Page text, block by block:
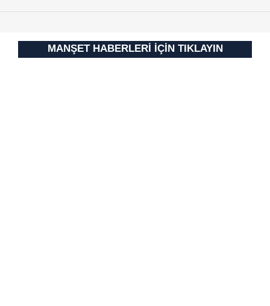
MANŞET HABERLERİ İÇİN TIKLAYIN